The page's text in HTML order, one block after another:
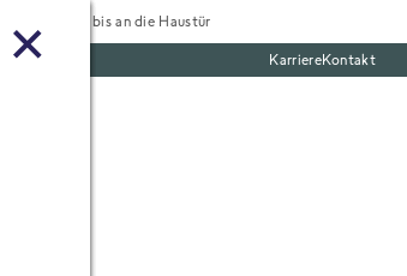
Tiefgekühlt bis an die Haustür
KarriereKontakt